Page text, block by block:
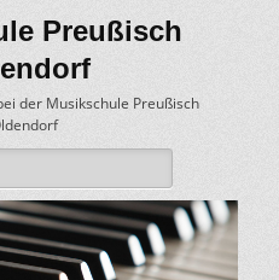
Preußisch
der Musikschule Preußisch